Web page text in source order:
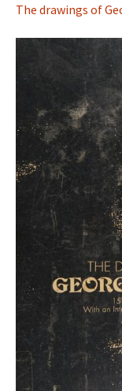
The drawings of